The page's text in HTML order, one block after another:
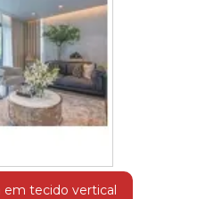
em tecido vertical